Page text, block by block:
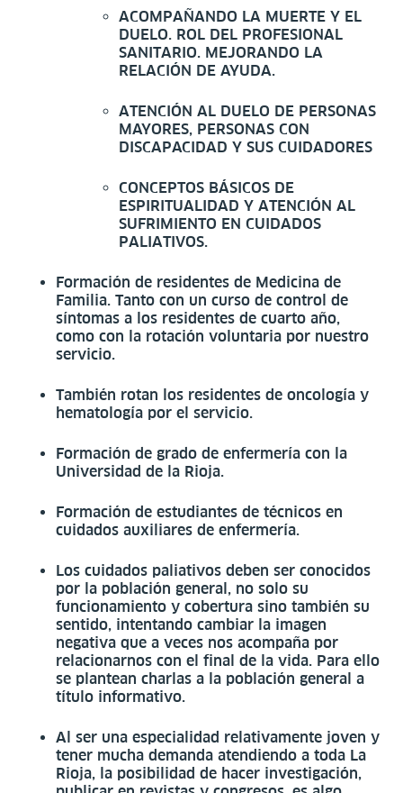
ACOMPAÑANDO LA MUERTE Y EL
DUELO. ROL DEL PROFESIONAL
SANITARIO. MEJORANDO LA
RELACIÓN DE AYUDA.
ATENCIÓN AL DUELO DE PERSONAS
MAYORES, PERSONAS CON
DISCAPACIDAD Y SUS CUIDADORES
CONCEPTOS BÁSICOS DE
ESPIRITUALIDAD Y ATENCIÓN AL
SUFRIMIENTO EN CUIDADOS
PALIATIVOS.
Formación de residentes de Medicina de
Familia. Tanto con un curso de control de
síntomas a los residentes de cuarto año,
como con la rotación voluntaria por nuestro
servicio.
También rotan los residentes de oncología y
hematología por el servicio.
Formación de grado de enfermería con la
Universidad de la Rioja.
Formación de estudiantes de técnicos en
cuidados auxiliares de enfermería.
Los cuidados paliativos deben ser conocidos
por la población general, no solo su
funcionamiento y cobertura sino también su
sentido, intentando cambiar la imagen
negativa que a veces nos acompaña por
relacionarnos con el final de la vida. Para ello
se plantean charlas a la población general a
título informativo.
Al ser una especialidad relativamente joven y
tener mucha demanda atendiendo a toda La
Rioja, la posibilidad de hacer investigación,